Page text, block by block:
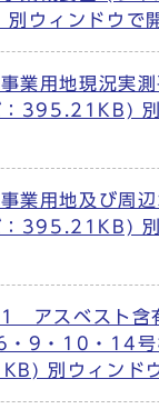
ウィンドウで
業用地現況実測
：395.21KB) 別
業用地及び周辺
：395.21KB) 別
アスベスト含
・9・10・14号
別ウィンド